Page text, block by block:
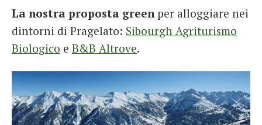
La nostra proposta greenper alloggiare nei
dintorni di Pragelato: Sibourgh Agriturismo
Biologico e B&B Altrove.